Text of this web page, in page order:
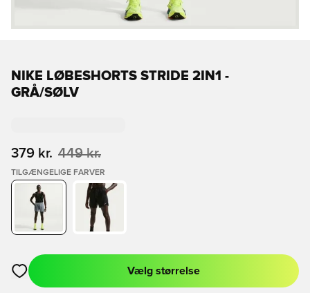
NIKE LØBESHORTS STRIDE 2IN1 -
GRÅ/SØLV
379 kr. 449 kr.
TILGÆNGELIGE FARVER
Åbner en Modal til at logge ind eller tilmelde dig som medlem
Vælg størrelse